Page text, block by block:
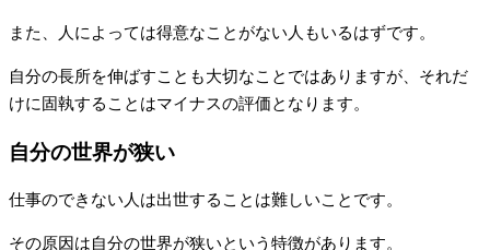
また、人によっては得意なことがない人もいるはずです。
自分の長所を伸ばすことも大切なことではありますが、それだ
けに固執することはマイナスの評価となります。
自分の世界が狭い
仕事のできない人は出世することは難しいことです。
その原因は自分の世界が狭いという特徴があります。